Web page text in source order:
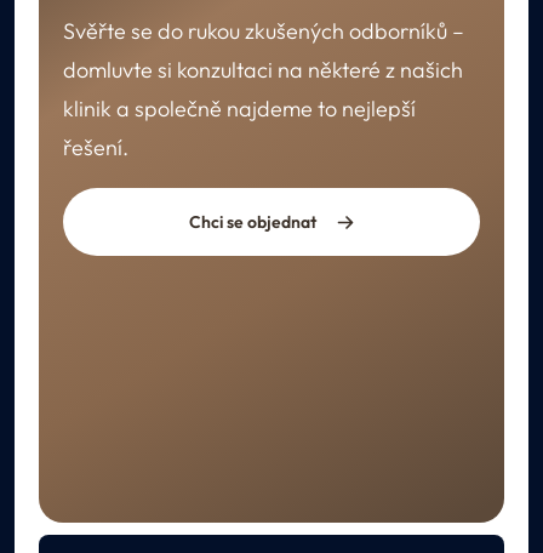
Svěřte se do rukou zkušených odborníků –
domluvte si konzultaci na některé z našich
klinik a společně najdeme to nejlepší
řešení.
Chci se objednat